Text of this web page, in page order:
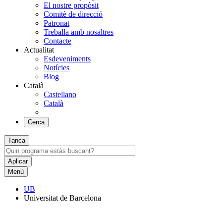
El nostre propòsit
Comitè de direcció
Patronat
Treballa amb nosaltres
Contacte
Actualitat
Esdeveniments
Notícies
Blog
Català
Castellano
Català
Cerca
Tanca
Menú
UB
Universitat de Barcelona